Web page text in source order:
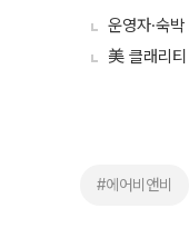
운영자·숙
美 클래리
#에어비앤비